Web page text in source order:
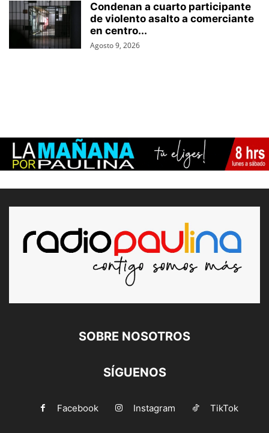
Condenan a cuarto participante
de violento asalto a comerciante
en centro...
Agosto 9, 2026
SOBRE NOSOTROS
SÍGUENOS
Facebook Instagram TikTok